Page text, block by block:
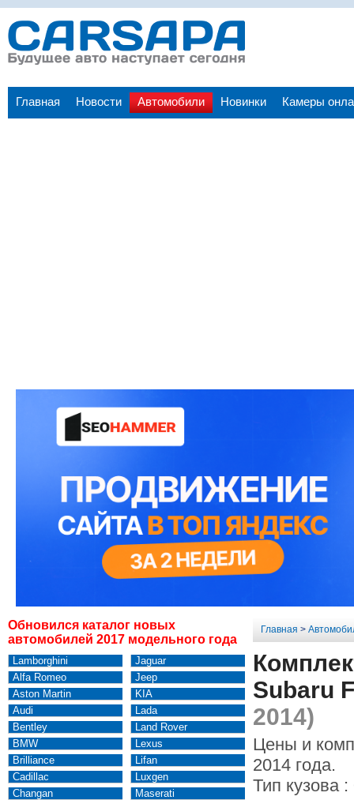
Главная Новости Автомобили Новинки Камеры
Обновился каталог новых
автомобилей 2017 модельного года
Lamborghini
Alfa Romeo
Aston Martin
Audi
Bentley
BMW
Brilliance
Cadillac
Changan
Jaguar
Jeep
KIA
Lada
Land Rover
Lexus
Lifan
Luxgen
Maserati
Главная >
Subaru
2014)
Цены и
2014 года.
Тип кузова :